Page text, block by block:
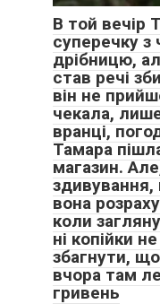
В той вечір
суперечку з
дрібницю,
став речі
він не
чекала,
вранці,
Тамара
магазин.
здивування,
вона
коли
ні копійки
збагнути,
вчора там
гривень